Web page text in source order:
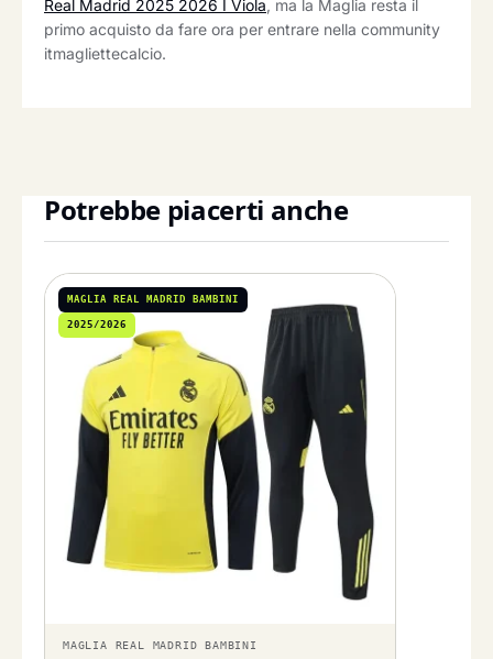
Real Madrid 2025 2026 I Viola, ma la Maglia resta il
primo acquisto da fare ora per entrare nella community
itmagliettecalcio.
Potrebbe piacerti anche
MAGLIA REAL MADRID BAMBINI
2025/2026
MAGLIA REAL MADRID BAMBINI